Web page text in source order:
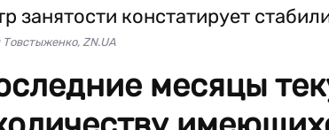
ZN.UA
месяцы